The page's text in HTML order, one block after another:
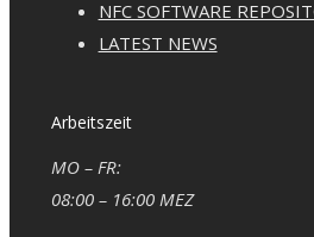
NFC SOFTWARE
LATEST NEWS
Arbeitszeit
MO – FR:
08:00 – 16:00 MEZ